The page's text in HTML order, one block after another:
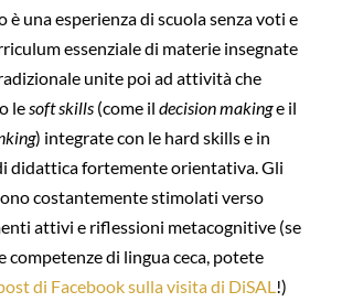
è una esperienza di scuola senza voti e
essenziale di materie insegnate
unite poi ad attività che
le soft skills(come il decision makinge il
) integrate con le hard skills e in
didattica fortemente orientativa. Gli
costantemente stimolati verso
attivi e riflessioni metacognitive (se
competenze di lingua ceca, potete
di Facebook sulla visita di DiSAL !)